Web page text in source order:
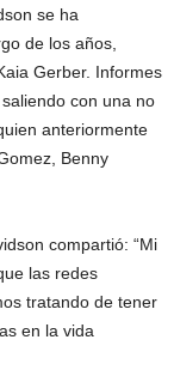
se ha
de los años,
Gerber. Informes
con una no
anteriormente
Benny
compartió: “Mi
las redes
tratando de tener
en la vida